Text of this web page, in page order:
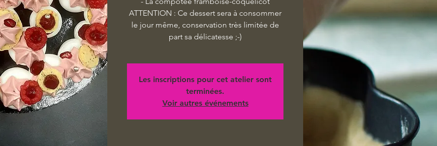
ATTENTION : Ce dessert sera à consommer
le jour même, conservation très limitée de
part sa délicatesse ;-)
Les inscriptions pour cet atelier sont
terminées.
Voir autres événements